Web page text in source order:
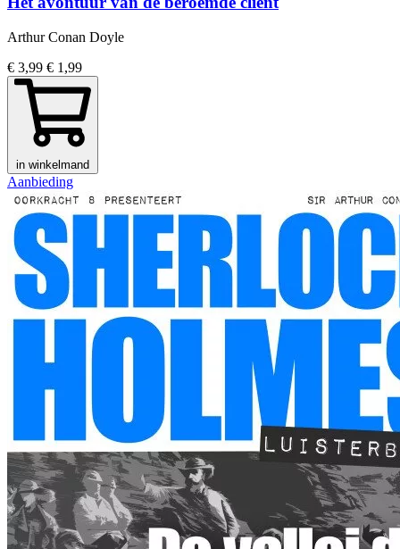
Arthur Conan Doyle
€ 3,99 € 1,99
in winkelmand
Aanbieding